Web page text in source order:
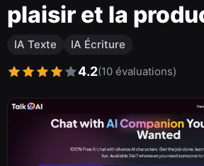
plaisir et la
IA Texte IA Écriture
4.2(10 évaluations)